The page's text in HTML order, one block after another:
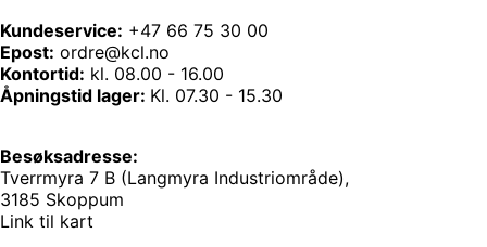
Kundeservice: +47 66 75 30 00
Epost: ordre@kcl.no
Kontortid: kl. 08.00 - 16.00
Åpningstid lager: Kl. 07.30 - 15.30
Besøksadresse:
Tverrmyra 7 B (Langmyra Industriområde),
3185 Skoppum
Link til kart